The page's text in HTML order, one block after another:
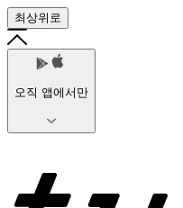
최상위로
오직 앱에서만